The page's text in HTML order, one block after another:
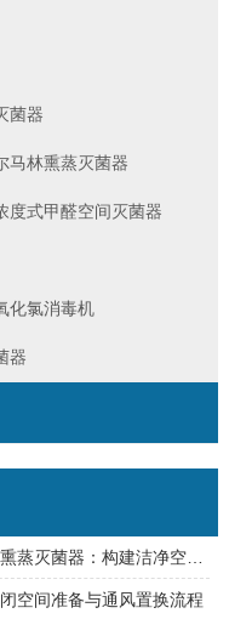
菌器
马林熏蒸灭菌器
度式甲醛空间灭菌器
化氯消毒机
器
在线检测甲醛浓度熏蒸灭菌器：构建洁净空间的闭环守护
空间准备与通风置换流程